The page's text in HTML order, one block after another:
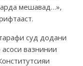
мешавад…»,
суд додани
вазнинии